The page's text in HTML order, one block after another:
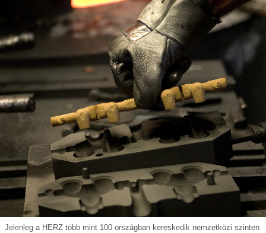
Jelenleg a HERZ több mint 100 országban kereskedik nemzetközi szinten